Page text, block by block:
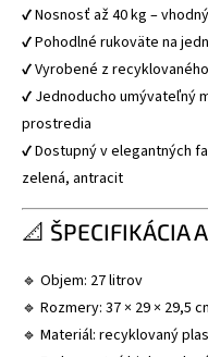
✔ Nosnosť až 40 kg –
✔ Pohodlné rukoväte na
✔ Vyrobené z
✔ Jednoducho umývateľný
prostredia
✔ Dostupný v elegantných
zelená, antracit
📐 ŠPECIFIKÁCIA
🔹 Objem: 27 litrov
🔹 Rozmery: 37 × 29 × 29,5
🔹 Materiál: recyklovaný